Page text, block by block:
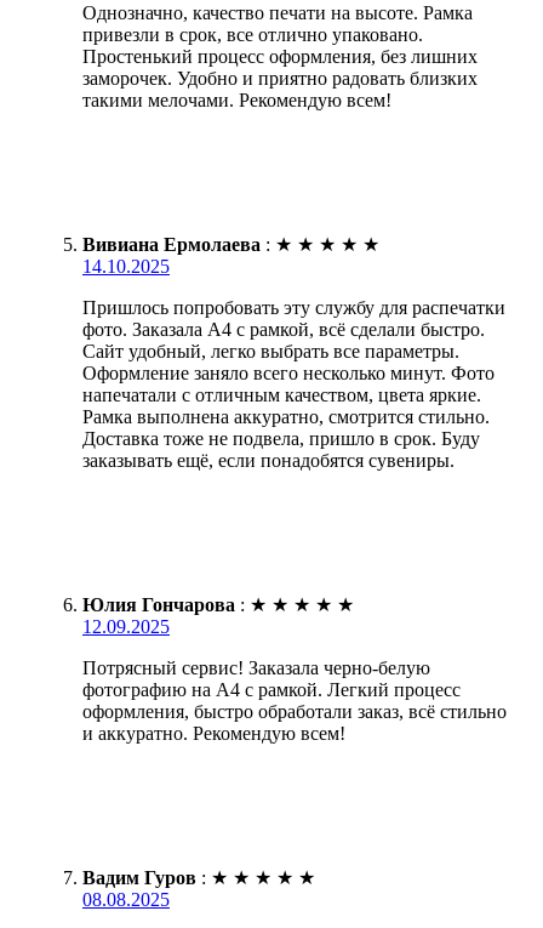
Однозначно, качество печати на высоте. Рамка
привезли в срок, все отлично упаковано.
Простенький процесс оформления, без лишних
заморочек. Удобно и приятно радовать близких
такими мелочами. Рекомендую всем!
Вивиана Ермолаева : ★ ★ ★ ★ ★
14.10.2025
Пришлось попробовать эту службу для распечатки
фото. Заказала А4 с рамкой, всё сделали быстро.
Сайт удобный, легко выбрать все параметры.
Оформление заняло всего несколько минут. Фото
напечатали с отличным качеством, цвета яркие.
Рамка выполнена аккуратно, смотрится стильно.
Доставка тоже не подвела, пришло в срок. Буду
заказывать ещё, если понадобятся сувениры.
Юлия Гончарова : ★ ★ ★ ★ ★
12.09.2025
Потрясный сервис! Заказала черно-белую
фотографию на А4 с рамкой. Легкий процесс
оформления, быстро обработали заказ, всё стильно
и аккуратно. Рекомендую всем!
Вадим Гуров : ★ ★ ★ ★ ★
08.08.2025